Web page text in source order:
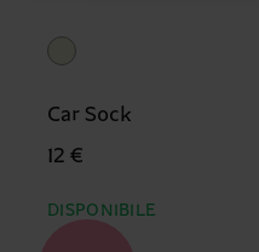
Car Sock
12 €
DISPONIBILE